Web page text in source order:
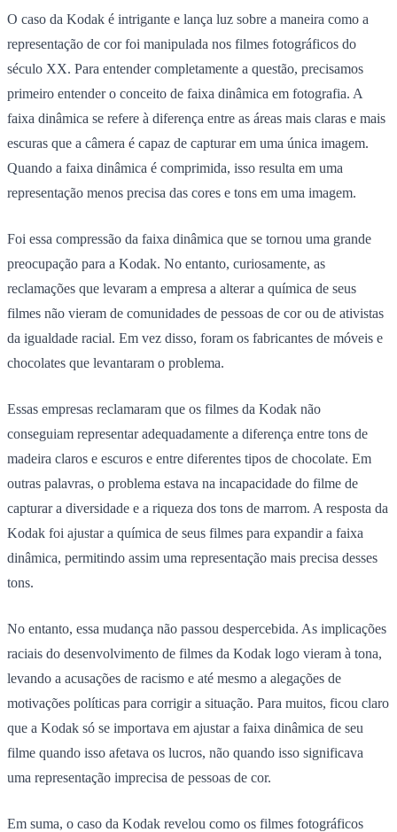
O caso da Kodak é intrigante e lança luz sobre a maneira como a
representação de cor foi manipulada nos filmes fotográficos do
século XX. Para entender completamente a questão, precisamos
primeiro entender o conceito de faixa dinâmica em fotografia. A
faixa dinâmica se refere à diferença entre as áreas mais claras e mais
escuras que a câmera é capaz de capturar em uma única imagem.
Quando a faixa dinâmica é comprimida, isso resulta em uma
representação menos precisa das cores e tons em uma imagem.
Foi essa compressão da faixa dinâmica que se tornou uma grande
preocupação para a Kodak. No entanto, curiosamente, as
reclamações que levaram a empresa a alterar a química de seus
filmes não vieram de comunidades de pessoas de cor ou de ativistas
da igualdade racial. Em vez disso, foram os fabricantes de móveis e
chocolates que levantaram o problema.
Essas empresas reclamaram que os filmes da Kodak não
conseguiam representar adequadamente a diferença entre tons de
madeira claros e escuros e entre diferentes tipos de chocolate. Em
outras palavras, o problema estava na incapacidade do filme de
capturar a diversidade e a riqueza dos tons de marrom. A resposta da
Kodak foi ajustar a química de seus filmes para expandir a faixa
dinâmica, permitindo assim uma representação mais precisa desses
tons.
No entanto, essa mudança não passou despercebida. As implicações
raciais do desenvolvimento de filmes da Kodak logo vieram à tona,
levando a acusações de racismo e até mesmo a alegações de
motivações políticas para corrigir a situação. Para muitos, ficou claro
que a Kodak só se importava em ajustar a faixa dinâmica de seu
filme quando isso afetava os lucros, não quando isso significava
uma representação imprecisa de pessoas de cor.
Em suma, o caso da Kodak revelou como os filmes fotográficos